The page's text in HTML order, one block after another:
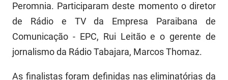
Procuradoria Geral do Estado
Saúde
Segurança e Defesa Social
FUNESC
IASS
IPHAEP
Peromnia. Participaram deste momento o diretor
de Rádio e TV da Empresa Paraibana de
Comunicação - EPC, Rui Leitão e o gerente de
jornalismo da Rádio Tabajara, Marcos Thomaz.
As finalistas foram definidas nas eliminatórias da